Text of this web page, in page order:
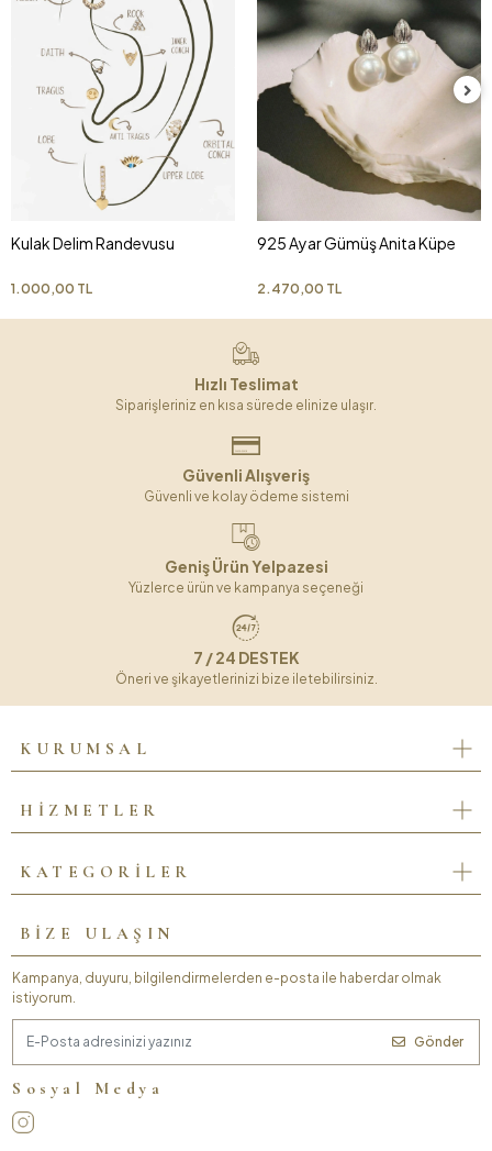
Kulak Delim Randevusu
1.000,00 TL
925 Ayar Gümüş Anita Küpe
2.470,00 TL
Hızlı Teslimat
Siparişleriniz en kısa sürede elinize ulaşır.
Güvenli Alışveriş
Güvenli ve kolay ödeme sistemi
Geniş Ürün Yelpazesi
Yüzlerce ürün ve kampanya seçeneği
7 / 24 DESTEK
Öneri ve şikayetlerinizi bize iletebilirsiniz.
KURUMSAL
HİZMETLER
KATEGORİLER
BİZE ULAŞIN
Kampanya, duyuru, bilgilendirmelerden e-posta ile haberdar olmak
istiyorum.
Gönder
Sosyal Medya